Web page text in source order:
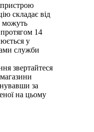
пристрою
складає від
можуть
14
у
служби
звертайтеся
за
на цьому